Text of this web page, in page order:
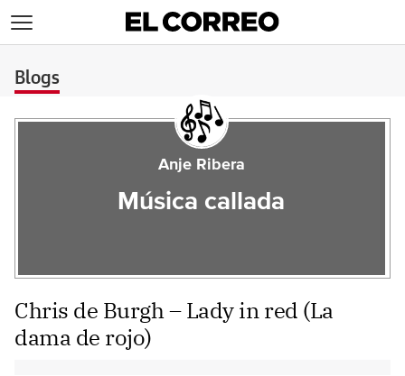
Blogs
Anje Ribera
Música callada
Chris de Burgh – Lady in red (La
dama de rojo)